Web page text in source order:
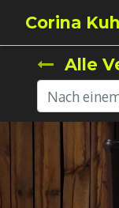
Corina
Alle